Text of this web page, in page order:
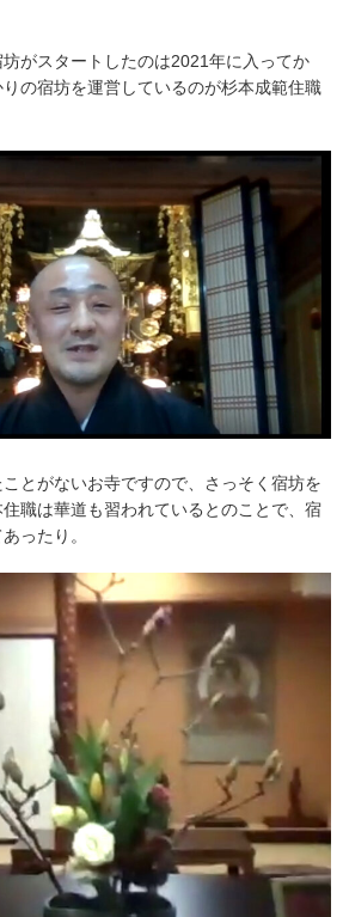
がスタートしたのは2021年に入ってか
の宿坊を運営しているのが杉本成範住職
とがないお寺ですので、さっそく宿坊を
職は華道も習われているとのことで、宿
ったり。